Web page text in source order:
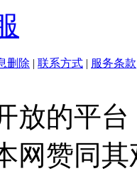
删除 | 联系方式 | 服务条款
放的平
网赞同